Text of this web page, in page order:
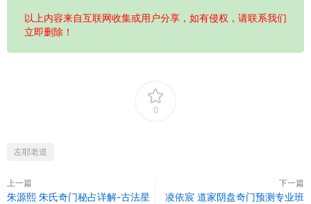
以上内容来自互联网收集或用户分享，如有侵权，请联系我们
立即删除！
0
左耶老道
上一篇
朱源熙 朱氏奇门秘占详解-古法星
下一篇
凌依宸 道家阴盘奇门预测专业班